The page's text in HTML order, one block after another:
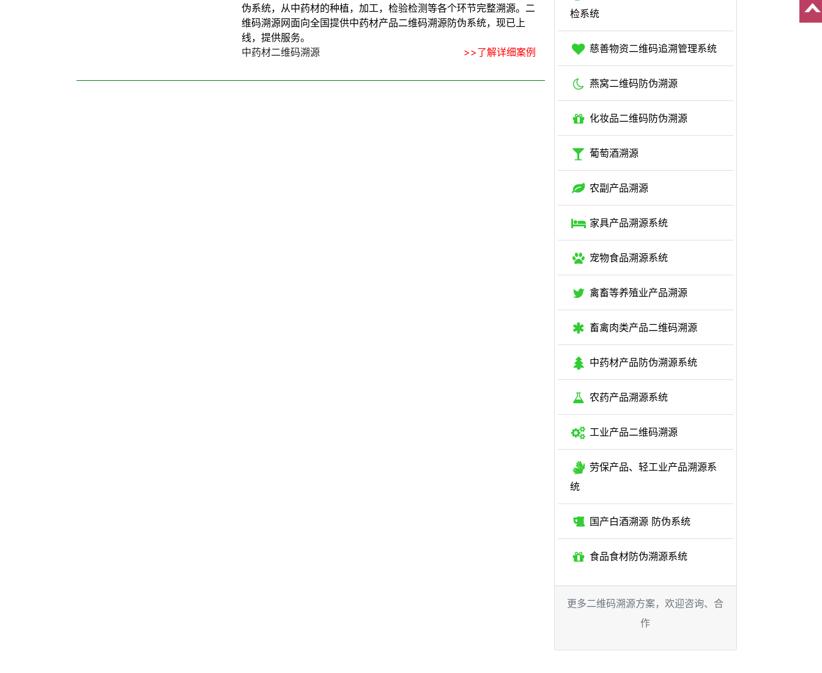
伪系统，从中药材的种植，加工，检验检测等各个环节完整溯源。二
维码溯源网面向全国提供中药材产品二维码溯源防伪系统，现已上
线，提供服务。
中药材二维码溯源
>>了解详细案例
检系统
慈善物资二维码追溯管理系统
燕窝二维码防伪溯源
化妆品二维码防伪溯源
葡萄酒溯源
农副产品溯源
家具产品溯源系统
宠物食品溯源系统
禽畜等养殖业产品溯源
畜禽肉类产品二维码溯源
中药材产品防伪溯源系统
农药产品溯源系统
工业产品二维码溯源
劳保产品、轻工业产品溯源系
统
国产白酒溯源 防伪系统
食品食材防伪溯源系统
更多二维码溯源方案，欢迎咨询、合
作